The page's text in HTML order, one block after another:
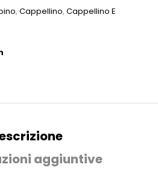
, Cappellino, Cappellino E
aggiuntive